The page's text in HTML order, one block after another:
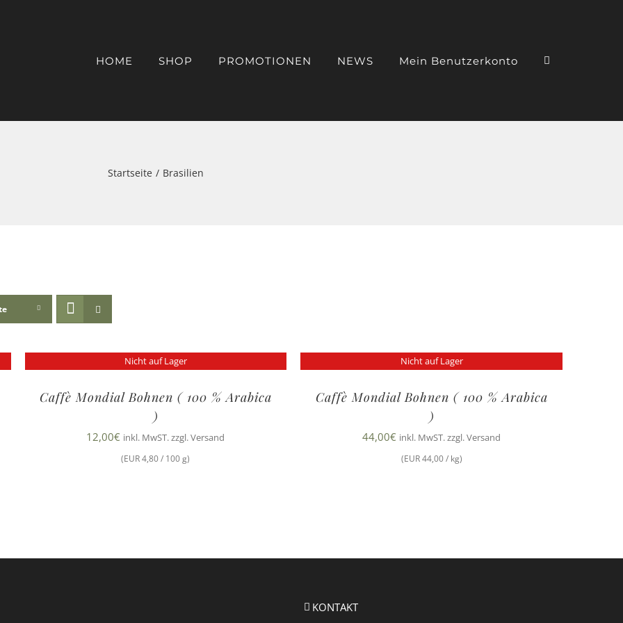
HOME SHOP PROMOTIONEN NEWS Mein Benutzerkonto
Startseite Brasilien
Nicht auf Lager
Caffè Mondial Bohnen ( 100 % Arabica
)
12,00€ inkl. MwST. zzgl. Versand
(EUR 4,80 / 100 g)
Nicht auf Lager
Caffè Mondial Bohnen ( 100 % Arabica
)
44,00€ inkl. MwST. zzgl. Versand
(EUR 44,00 / kg)
KONTAKT